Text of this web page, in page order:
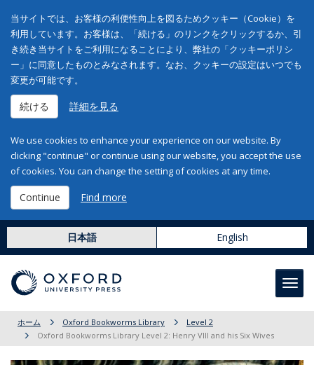
当サイトでは、お客様の利便性向上を図るためクッキー（Cookie）を
利用しています。お客様は、「続ける」のリンクをクリックするか、引
き続き当サイトをご利用になることにより、弊社の「クッキーポリシ
ー」に同意したものとみなされます。なお、クッキーの設定はいつでも
変更が可能です。
続ける 詳細を見る
We use cookies to enhance your experience on our website. By
clicking "continue" or continue using our website, you accept the use
of cookies. You can change the setting of cookies at any time.
Continue Find more
日本語 English
ホーム Oxford Bookworms Library
Level 2
Oxford Bookworms Library Level 2: Henry VIII and his Six Wives